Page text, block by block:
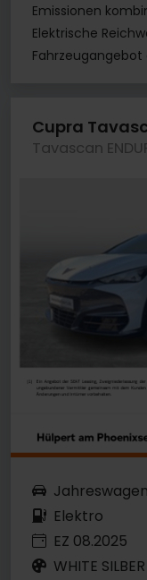
Emissionen
Elektrische
Fahrzeugangebot
Cupra
Jahreswagen
Elektro
EZ 08.2025
WHITE SILBER